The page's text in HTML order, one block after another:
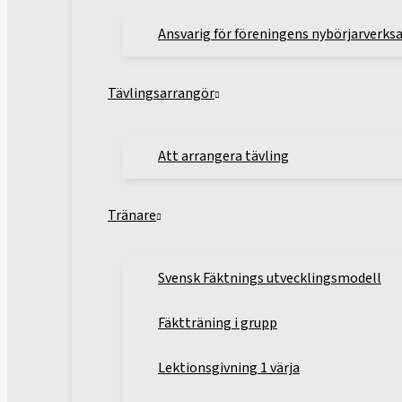
Ansvarig för föreningens
Tävlingsarrangör
Att arrangera tävling
Tränare
Svensk Fäktnings utvecklingsmodell
Fäktträning i grupp
Lektionsgivning 1 värja